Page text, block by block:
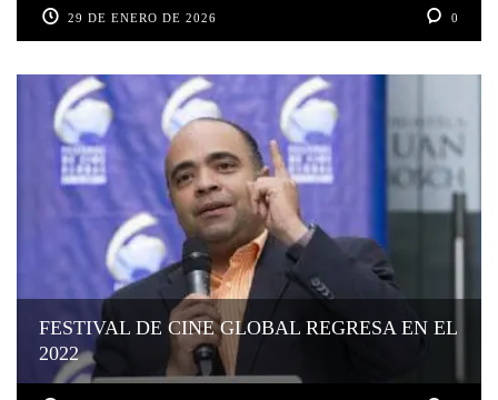
29 DE ENERO DE 2026 0
FESTIVAL DE CINE GLOBAL REGRESA EN EL
2022